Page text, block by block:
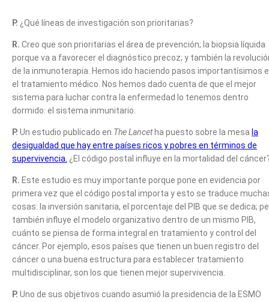
P. ¿Qué líneas de investigación son prioritarias?
R. Creo que son prioritarias el área de prevención; la biopsia líquida
porque va a favorecer el diagnóstico precoz; y también la
de la inmunoterapia. Hemos ido haciendo pasos importantísimos
el tratamiento médico. Nos hemos dado cuenta de que el mejor
sistema para luchar contra la enfermedad lo tenemos dentro
dormido: el sistema inmunitario.
P. Un estudio publicado en The Lancetha puesto sobre la mesa la
desigualdad que hay entre países ricos y pobres en términos de
supervivencia. ¿El código postal influye en la mortalidad del
R. Este estudio es muy importante porque pone en evidencia por
primera vez que el código postal importa y esto se traduce
cosas: la inversión sanitaria, el porcentaje del PIB que se dedica;
también influye el modelo organizativo dentro de un mismo PIB,
cuánto se piensa de forma integral en tratamiento y control del
cáncer. Por ejemplo, esos países que tienen un buen registro del
cáncer o una buena estructura para establecer tratamiento
multidisciplinar, son los que tienen mejor supervivencia.
P. Uno de sus objetivos cuando asumió la presidencia de la ESMO